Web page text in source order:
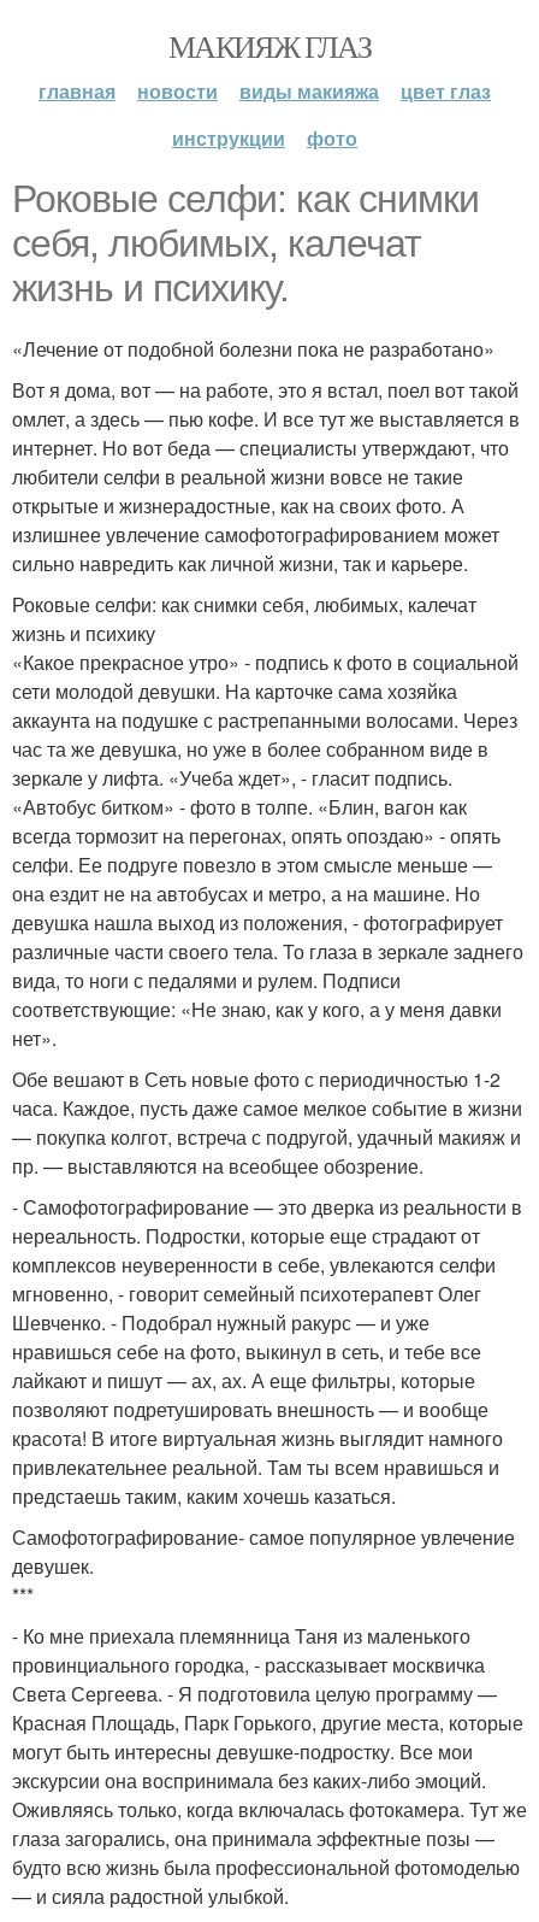
МАКИЯЖ ГЛАЗ
главная новости виды макияжа
цвет глаз
инструкции
фото
Роковые селфи: как снимки
себя, любимых, калечат
жизнь и психику.
«Лечение от подобной болезни пока не разработано»
Вот я дома, вот — на работе, это я встал, поел вот такой
омлет, а здесь — пью кофе. И все тут же выставляется в
интернет. Но вот беда — специалисты утверждают, что
любители селфи в реальной жизни вовсе не такие
открытые и жизнерадостные, как на своих фото. А
излишнее увлечение самофотографированием может
сильно навредить как личной жизни, так и карьере.
Роковые селфи: как снимки себя, любимых, калечат
жизнь и психику
«Какое прекрасное утро» - подпись к фото в социальной
сети молодой девушки. На карточке сама хозяйка
аккаунта на подушке с растрепанными волосами. Через
час та же девушка, но уже в более собранном виде в
зеркале у лифта. «Учеба ждет», - гласит подпись.
«Автобус битком» - фото в толпе. «Блин, вагон как
всегда тормозит на перегонах, опять опоздаю» - опять
селфи. Ее подруге повезло в этом смысле меньше —
она ездит не на автобусах и метро, а на машине. Но
девушка нашла выход из положения, - фотографирует
различные части своего тела. То глаза в зеркале заднего
вида, то ноги с педалями и рулем. Подписи
соответствующие: «Не знаю, как у кого, а у меня давки
нет».
Обе вешают в Сеть новые фото с периодичностью 1-2
часа. Каждое, пусть даже самое мелкое событие в жизни
— покупка колгот, встреча с подругой, удачный макияж и
пр. — выставляются на всеобщее обозрение.
- Самофотографирование — это дверка из реальности в
нереальность. Подростки, которые еще страдают от
комплексов неуверенности в себе, увлекаются селфи
мгновенно, - говорит семейный психотерапевт Олег
Шевченко. - Подобрал нужный ракурс — и уже
нравишься себе на фото, выкинул в сеть, и тебе все
лайкают и пишут — ах, ах. А еще фильтры, которые
позволяют подретушировать внешность — и вообще
красота! В итоге виртуальная жизнь выглядит намного
привлекательнее реальной. Там ты всем нравишься и
предстаешь таким, каким хочешь казаться.
Самофотографирование- самое популярное увлечение
девушек.
***
- Ко мне приехала племянница Таня из маленького
провинциального городка, - рассказывает москвичка
Света Сергеева. - Я подготовила целую программу —
Красная Площадь, Парк Горького, другие места, которые
могут быть интересны девушке-подростку. Все мои
экскурсии она воспринимала без каких-либо эмоций.
Оживляясь только, когда включалась фотокамера. Тут же
глаза загорались, она принимала эффектные позы —
будто всю жизнь была профессиональной фотомоделью
— и сияла радостной улыбкой.